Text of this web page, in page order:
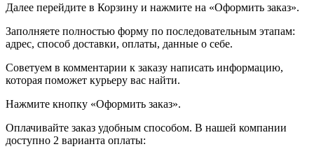
Далее перейдите в Корзину и нажмите на «Оформить заказ».
​​​​​​​Заполняете полностью форму по последовательным этапам:
адрес, способ доставки, оплаты, данные о себе.
​​​​​​​Советуем в комментарии к заказу написать информацию,
которая поможет курьеру вас найти.
​​​​​​​Нажмите кнопку «Оформить заказ».
Оплачивайте заказ удобным способом. В нашей компании
доступно 2 варианта оплаты: